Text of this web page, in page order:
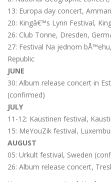
13: Europa day concert,
20: Kingâ€™s Lynn Festival,
26: Club Tonne, Dresden,
27: Festival Na jednom
Republic
JUNE
30: Album release concert in
(confirmed)
JULY
11-12: Kaustinen festival,
15: MeYouZik festival,
AUGUST
05: Urkult festival, Sweden
26: Album release concert,